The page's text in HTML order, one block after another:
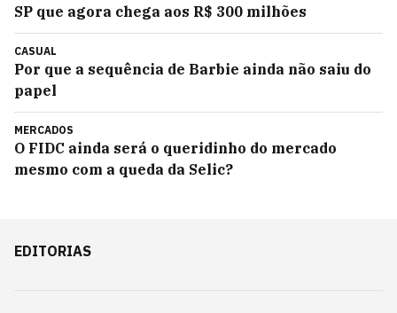
SP que agora chega aos R$ 300 milhões
CASUAL
Por que a sequência de Barbie ainda não saiu do
papel
MERCADOS
O FIDC ainda será o queridinho do mercado
mesmo com a queda da Selic?
EDITORIAS